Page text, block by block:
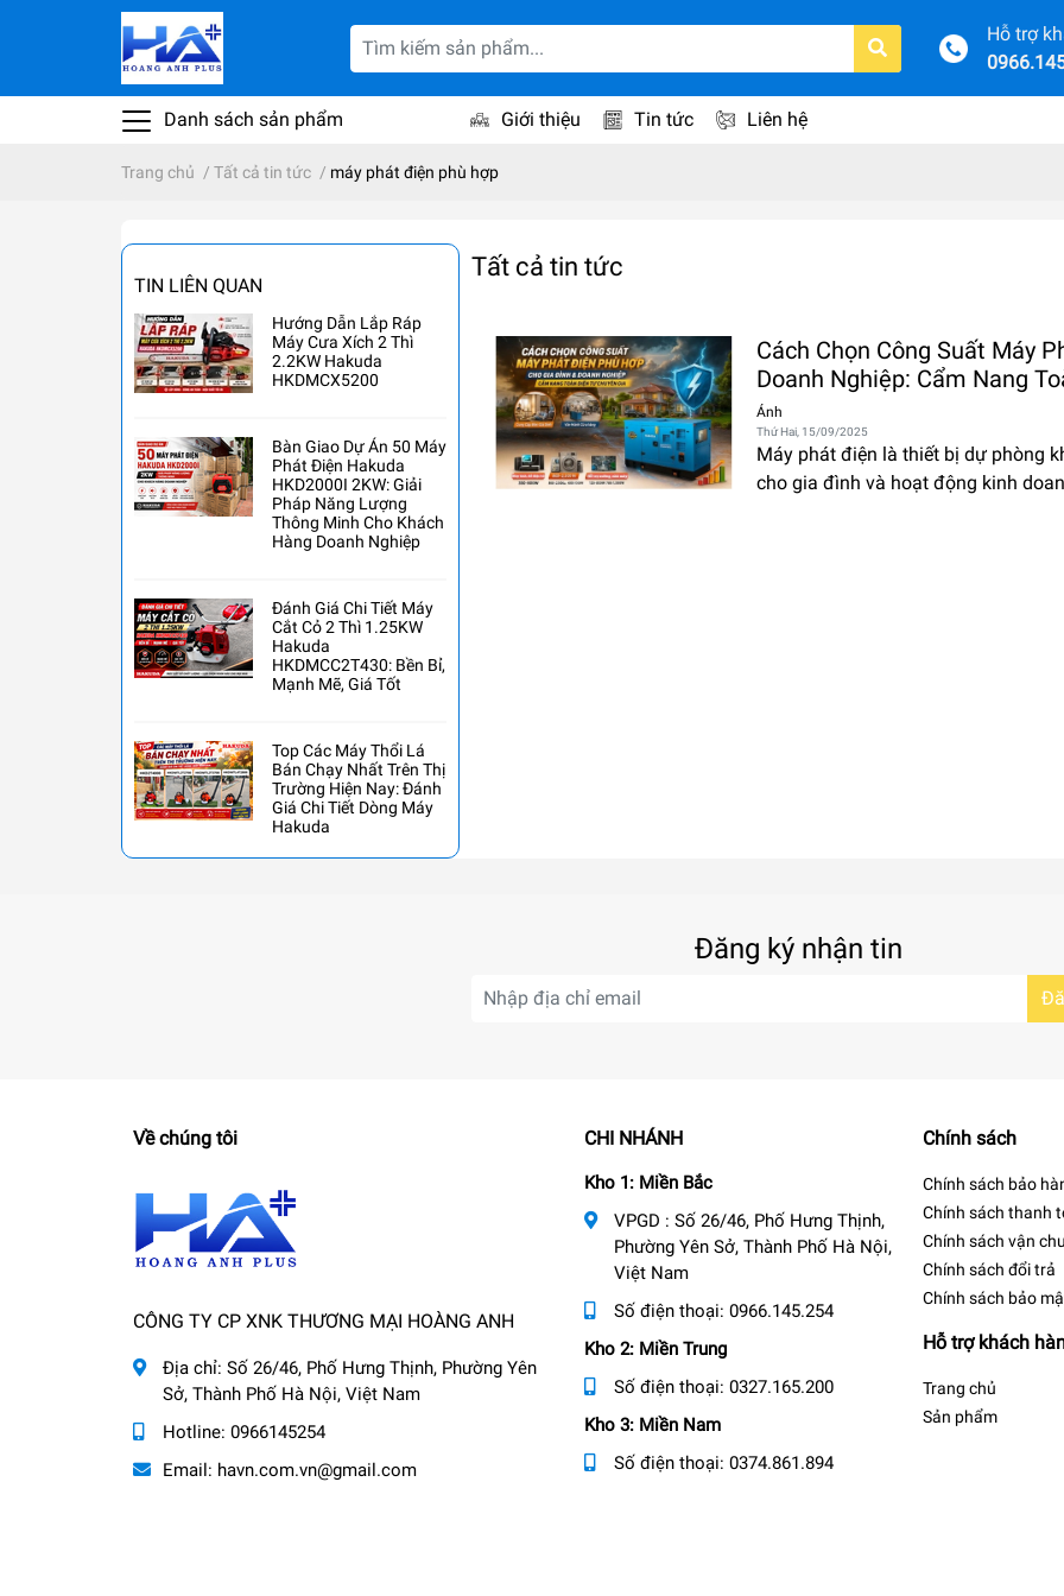
Hỗ trợ
Danh sách sản phẩm Giới thiệu Tin tức Liên hệ
Trang chủ / Tất cả tin tức / máy phát điện phù hợp
TIN LIÊN QUAN
Hướng Dẫn Lắp Ráp
Máy Cưa Xích 2 Thì
2.2KW Hakuda
HKDMCX5200
Bàn Giao Dự Án 50 Máy
Phát Điện Hakuda
HKD2000I 2KW: Giải
Pháp Năng Lượng
Thông Minh Cho Khách
Hàng Doanh Nghiệp
Đánh Giá Chi Tiết Máy
Cắt Cỏ 2 Thì 1.25KW
Hakuda
HKDMCC2T430: Bền Bỉ,
Mạnh Mẽ, Giá Tốt
Top Các Máy Thổi Lá
Bán Chạy Nhất Trên Thị
Trường Hiện Nay: Đánh
Giá Chi Tiết Dòng Máy
Hakuda
Tất cả tin tức
Cách Chọn Công Suất Máy
Doanh Nghiệp: Cẩm Nang
Ánh
Thứ Hai, 15/09/2025
Máy phát điện là thiết bị dự phòng
cho gia đình và hoạt động kinh
Đăng ký nhận tin
Về chúng tôi
CÔNG TY CP XNK THƯƠNG MẠI HOÀNG ANH
Địa chỉ: Số 26/46, Phố Hưng Thịnh, Phường Yên
Sở, Thành Phố Hà Nội, Việt Nam
Hotline: 0966145254
Email: havn.com.vn@gmail.com
CHI NHÁNH
Kho 1: Miền Bắc
VPGD : Số 26/46, Phố Hưng Thịnh,
Phường Yên Sở, Thành Phố Hà Nội,
Việt Nam
Số điện thoại: 0966.145.254
Kho 2: Miền Trung
Số điện thoại: 0327.165.200
Kho 3: Miền Nam
Số điện thoại: 0374.861.894
Chính sách
Chính sách bảo
Chính sách thanh
Chính sách vận
Chính sách đổi trả
Chính sách bảo
Hỗ trợ khách
Trang chủ
Sản phẩm